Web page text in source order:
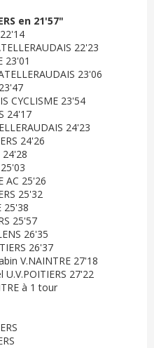
en 21'57"
22'23
23'01
23'06
CYCLISME 23'54
24'17
24'23
24'26
24'28
AC 25'26
25'32
25'38
25'57
26'35
26'37
V.NAINTRE 27'18
U.V.POITIERS 27'22
à 1 tour